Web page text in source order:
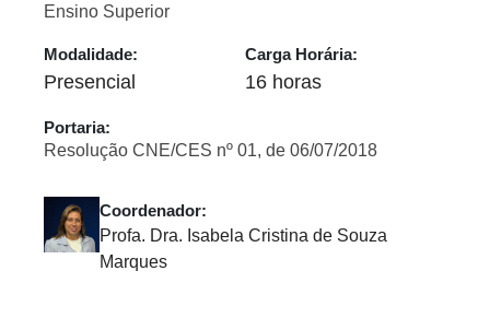
Ensino Superior
Modalidade:
Presencial
Carga Horária:
16 horas
Portaria:
Resolução CNE/CES nº 01, de 06/07/2018
Coordenador:
Profa. Dra. Isabela Cristina de Souza
Marques